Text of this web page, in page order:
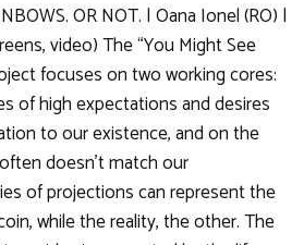
OR NOT. | Oana Ionel (RO) |
video) The “You Might See
focuses on two working cores:
of high expectations and desires
to our existence, and on the
doesn’t match our
of projections can represent the
while the reality, the other. The